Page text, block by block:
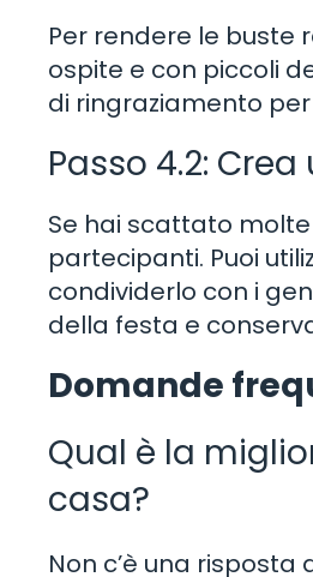
Per rendere le buste
ospite e con piccoli
di ringraziamento
Passo 4.2:
Se hai scattato
partecipanti. Puoi
condividerlo con i
della festa e
Domande
Qual è la
casa?
Non c’è una